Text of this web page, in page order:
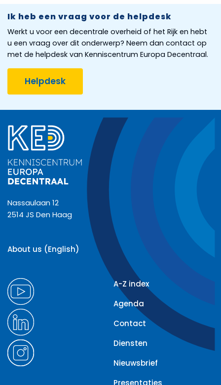
Ik heb een vraag voor de helpdesk
Werkt u voor een decentrale overheid of het Rijk en hebt
u een vraag over dit onderwerp? Neem dan contact op
met de helpdesk van Kenniscentrum Europa Decentraal.
Helpdesk
Nassaulaan 12
2514 JS Den Haag
About us (English)
A-Z index
Agenda
Contact
Diensten
Nieuwsbrief
Presentaties